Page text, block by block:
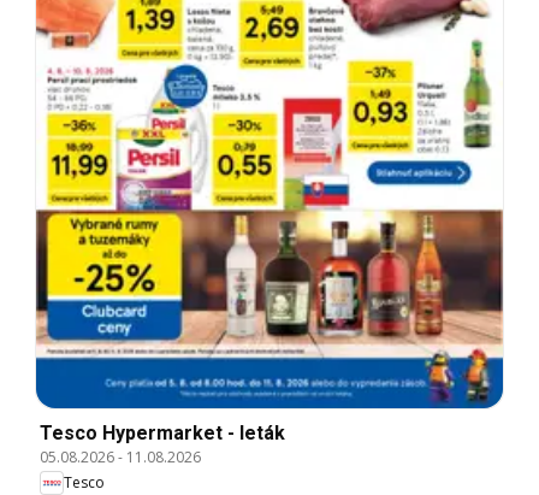
Tesco Hypermarket - leták
05.08.2026- 11.08.2026
Tesco